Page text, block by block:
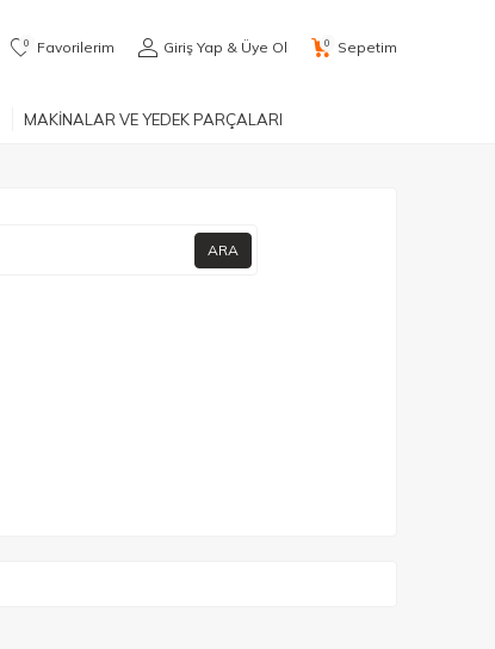
0 Favorilerim Giriş Yap & Üye Ol 0 Sepetim
MAKİNALAR VE YEDEK PARÇALARI
ARA